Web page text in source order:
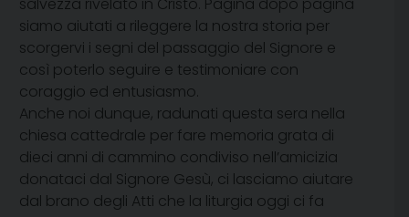
salvezza rivelato in Cristo. Pagina dopo pagina
siamo aiutati a rileggere la nostra storia per
scorgervi i segni del passaggio del Signore e
così poterlo seguire e testimoniare con
coraggio ed entusiasmo.
Anche noi dunque, radunati questa sera nella
chiesa cattedrale per fare memoria grata di
dieci anni di cammino condiviso nell’amicizia
donataci dal Signore Gesù, ci lasciamo aiutare
dal brano degli Atti che la liturgia oggi ci fa